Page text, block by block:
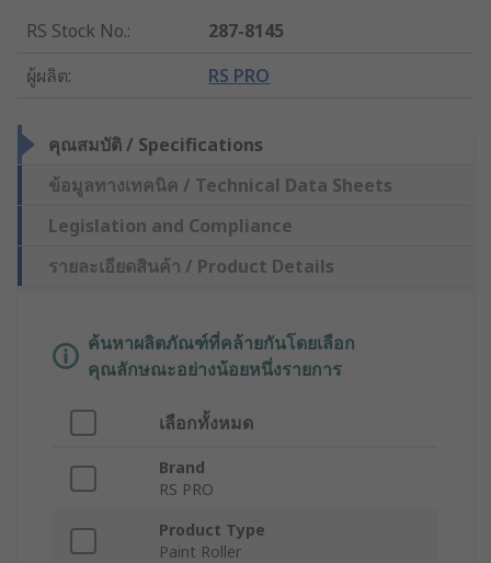
RS Stock No.:
287-8145
ผู้ผลิต: RS PRO
คุณสมบัติ / Specifications
ข้อมูลทางเทคนิค / Technical Data Sheets
Legislation and Compliance
รายละเอียดสินค้า / Product Details
ค้นหาผลิตภัณฑ์ที่คล้ายกันโดยเลือก
คุณลักษณะอย่างน้อยหนึ่งรายการ
เลือกทั้งหมด
Brand
RS PRO
Product Type
Paint Roller